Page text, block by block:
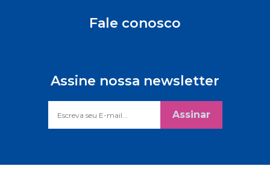
Fale conosco
Assine nossa newsletter
Assinar